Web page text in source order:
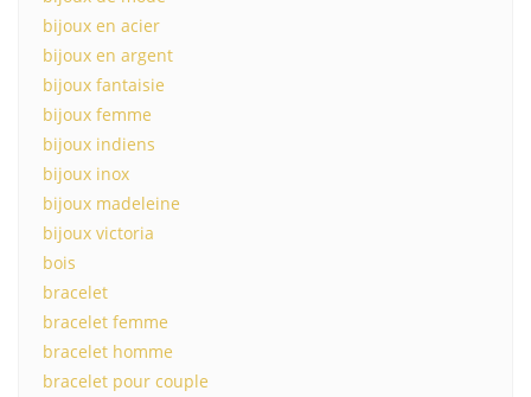
bijoux en acier
bijoux en argent
bijoux fantaisie
bijoux femme
bijoux indiens
bijoux inox
bijoux madeleine
bijoux victoria
bois
bracelet
bracelet femme
bracelet homme
bracelet pour couple